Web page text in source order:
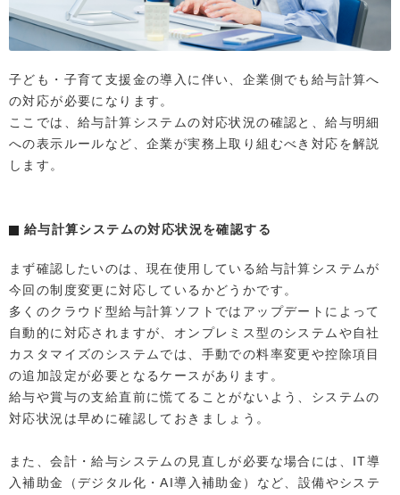
子ども・子育て支援金の導入に伴い、企業側でも給与計算へ
の対応が必要になります。
ここでは、給与計算システムの対応状況の確認と、給与明細
への表示ルールなど、企業が実務上取り組むべき対応を解説
します。
給与計算システムの対応状況を確認する
まず確認したいのは、現在使用している給与計算システムが
今回の制度変更に対応しているかどうかです。
多くのクラウド型給与計算ソフトではアップデートによって
自動的に対応されますが、オンプレミス型のシステムや自社
カスタマイズのシステムでは、手動での料率変更や控除項目
の追加設定が必要となるケースがあります。
給与や賞与の支給直前に慌てることがないよう、システムの
対応状況は早めに確認しておきましょう。
また、会計・給与システムの見直しが必要な場合には、IT導
入補助金（デジタル化・AI導入補助金）など、設備やシステ